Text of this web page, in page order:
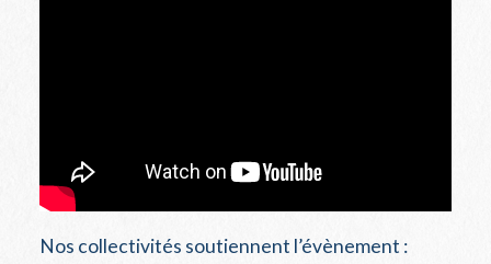
Nos collectivités soutiennent l’évènement :